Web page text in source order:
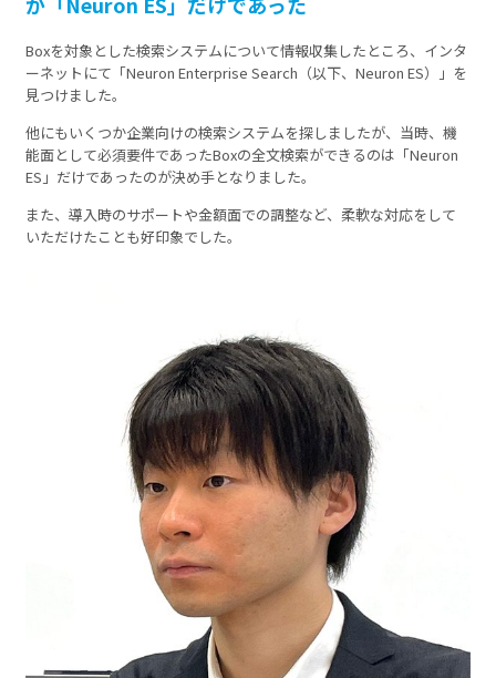
Boxを対象とした検索システムについて情報収集したところ、インタ
ーネットにて「Neuron Enterprise Search（以下、Neuron ES）」を
見つけました。
他にもいくつか企業向けの検索システムを探しましたが、当時、機
能面として必須要件であったBoxの全文検索ができるのは「Neuron
ES」だけであったのが決め手となりました。
また、導入時のサポートや金額面での調整など、柔軟な対応をして
いただけたことも好印象でした。